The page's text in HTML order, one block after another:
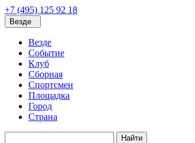
+7 (495) 125 92 18
Везде
Везде
Событие
Клуб
Сборная
Спортсмен
Площадка
Город
Страна
Найти